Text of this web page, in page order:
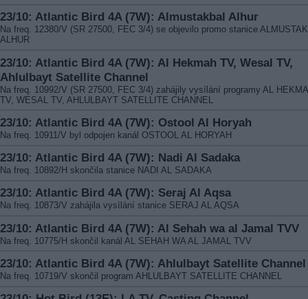
23/10: Atlantic Bird 4A (7W): Almustakbal Alhur
Na freq. 12380/V (SR 27500, FEC 3/4) se objevilo promo stanice
ALHUR
23/10: Atlantic Bird 4A (7W): Al Hekmah TV, Wesal TV,
Ahlulbayt Satellite Channel
Na freq. 10992/V (SR 27500, FEC 3/4) zahájily vysílání programy AL
TV, WESAL TV, AHLULBAYT SATELLITE CHANNEL
23/10: Atlantic Bird 4A (7W): Ostool Al Horyah
Na freq. 10911/V byl odpojen kanál OSTOOL AL HORYAH
23/10: Atlantic Bird 4A (7W): Nadi Al Sadaka
Na freq. 10892/H skončila stanice NADI AL SADAKA
23/10: Atlantic Bird 4A (7W): Seraj Al Aqsa
Na freq. 10873/V zahájila vysílání stanice SERAJ AL AQSA
23/10: Atlantic Bird 4A (7W): Al Sehah wa al Jamal TVV
Na freq. 10775/H skončil kanál AL SEHAH WA AL JAMAL TVV
23/10: Atlantic Bird 4A (7W): Ahlulbayt Satellite Channel
Na freq. 10719/V skončil program AHLULBAYT SATELLITE CHANNEL